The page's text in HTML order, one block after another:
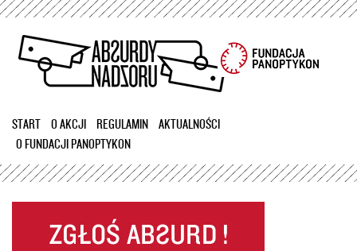
Przejdź
treści
START O AKCJI REGULAMIN
AKTUALNOŚCI
O FUNDACJI PANOPTYKON